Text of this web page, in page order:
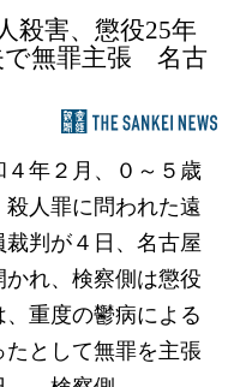
殺害、懲役25年
無罪主張 名古
年２月、０～５歳
人罪に問われた遠
判が４日、名古屋
れ、検察側は懲役
重度の鬱病による
として無罪を主張